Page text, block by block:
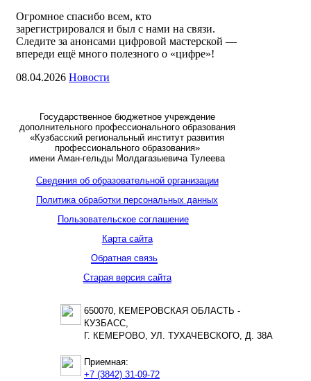
Огромное спасибо всем, кто
зарегистрировался и был с нами на связи.
Следите за анонсами цифровой мастерской —
впереди ещё много полезного о «цифре»!
08.04.2026 Новости
Государственное бюджетное учреждение
дополнительного профессионального образования
«Кузбасский региональный институт развития
профессионального образования»
имени Аман-гельды Молдагазыевича Тулеева
Сведения об образовательной организации
Политика обработки персональных данных
Пользовательское соглашение
Карта сайта
Обратная связь
Старая версия сайта
650070, КЕМЕРОВСКАЯ ОБЛАСТЬ -
КУЗБАСС,
Г. КЕМЕРОВО, УЛ. ТУХАЧЕВСКОГО, Д. 38А
Приемная:
+7 (3842) 31-09-72